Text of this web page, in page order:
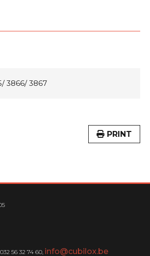
3866/ 3867
PRINT
56 32 74 60, info@cubilox.be